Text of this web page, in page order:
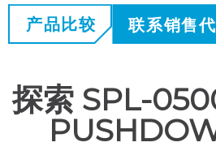
产品比较 联系销售
探索 SPL-